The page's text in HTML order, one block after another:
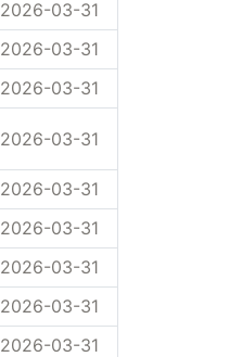
2026-03-31
2026-03-31
2026-03-31
2026-03-31
2026-03-31
2026-03-31
2026-03-31
2026-03-31
2026-03-31